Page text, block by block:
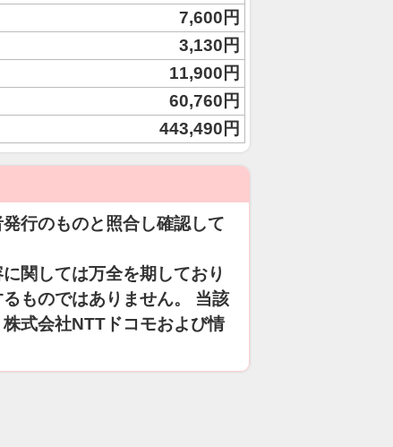
7,600円
3,130円
11,900円
60,760円
443,490円
行のものと照合し確認して
関しては万全を期しており
ものではありません。 当該
式会社NTTドコモおよび情